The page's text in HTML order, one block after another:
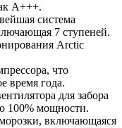
A+++.
система
7 ступеней.
Arctic
что
время года.
для забора
100% мощности.
включающаяся